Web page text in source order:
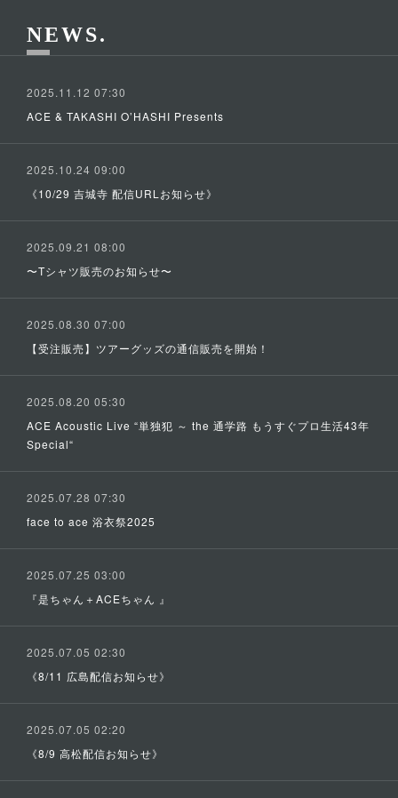
NEWS
2025.11.12 07:30
ACE & TAKASHI O’HASHI Presents
2025.10.24 09:00
《10/29 吉城寺 配信URLお知らせ》
2025.09.21 08:00
〜Tシャツ販売のお知らせ〜
2025.08.30 07:00
【受注販売】ツアーグッズの通信販売を開始！
2025.08.20 05:30
ACE Acoustic Live “単独犯 ～ the 通学路 もうすぐプロ生活43年
Special“
2025.07.28 07:30
face to ace 浴衣祭2025
2025.07.25 03:00
『是ちゃん＋ACEちゃん 』
2025.07.05 02:30
《8/11 広島配信お知らせ》
2025.07.05 02:20
《8/9 高松配信お知らせ》